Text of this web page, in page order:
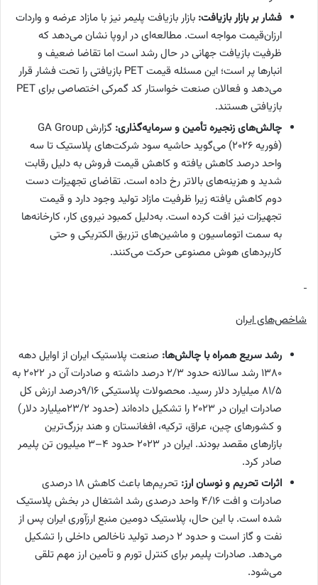
فشار بر بازار بازیافت: بازار بازیافت پلیمر نیز با مازاد عرضه و واردات
ارزان‌قیمت مواجه است. مطالعه‌ای در اروپا نشان می‌دهد که
ظرفیت بازیافت جهانی در حال رشد است اما تقاضا ضعیف و
انبارها پر است؛ این مسئله قیمت PET بازیافتی را تحت فشار قرار
می‌دهد و فعالان صنعت خواستار کد گمرکی اختصاصی برای PET
بازیافتی هستند.
چالش‌های زنجیره تأمین و سرمایه‌گذاری:
گزارش GA Group
(فوریه ۲۰۲۶) می‌گوید حاشیه سود شرکت‌های پلاستیک تا سه
واحد درصد کاهش یافته و کاهش قیمت فروش به دلیل رقابت
شدید و هزینه‌های بالاتر رخ داده است. تقاضای تجهیزات دست
دوم کاهش یافته زیرا ظرفیت مازاد تولید وجود دارد و قیمت
تجهیزات نیز افت کرده است. به‌دلیل کمبود نیروی کار، کارخانه‌ها
به سمت اتوماسیون و ماشین‌های تزریق الکتریکی و حتی
کاربردهای هوش مصنوعی حرکت می‌کنند.
شاخص‌های ایران
رشد سریع همراه با چالش‌ها: صنعت پلاستیک ایران از اوایل دهه
۱۳۸۰ رشد سالانه حدود 2/3 درصد داشته و صادرات آن در ۲۰۲۲ به
81/5 میلیارد دلار رسید. محصولات پلاستیکی 9/16درصد ارزش کل
صادرات ایران در ۲۰۲۳ را تشکیل داده‌اند (حدود 23/2میلیارد دلار)
و کشورهای چین، عراق، ترکیه، افغانستان و هند بزرگ‌ترین
بازارهای مقصد بودند. ایران در ۲۰۲۳ حدود 4–3 میلیون تن پلیمر
صادر کرد.
اثرات تحریم و نوسان ارز:
تحریم‌ها باعث کاهش ۱۸ درصدی
صادرات و افت 4/16 واحد درصدی رشد اشتغال در بخش پلاستیک
شده است. با این حال، پلاستیک دومین منبع ارزآوری ایران پس از
نفت و گاز است و حدود ۲ درصد تولید ناخالص داخلی را تشکیل
می‌دهد. صادرات پلیمر برای کنترل تورم و تأمین ارز مهم تلقی
می‌شود.